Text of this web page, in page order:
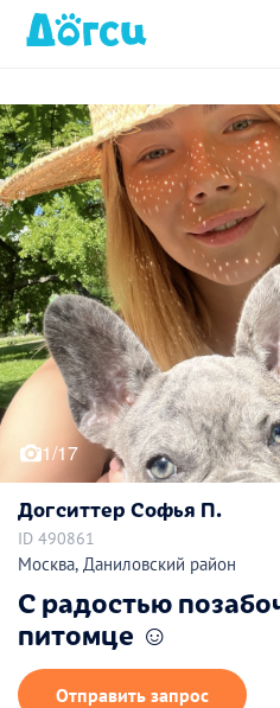
1/17
Догситтер Софья П.
ID 490861
Москва, Даниловский район
С радостью
питомце ☺️
Отправить запрос